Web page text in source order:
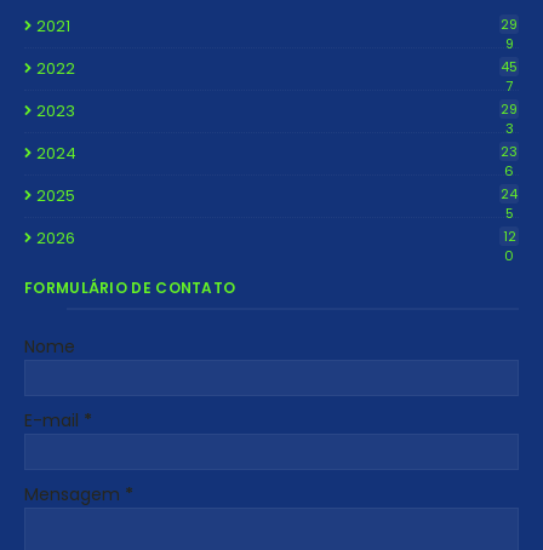
2021
29
9
2022
45
7
2023
29
3
2024
23
6
2025
24
5
2026
12
0
FORMULÁRIO DE CONTATO
Nome
E-mail *
Mensagem *